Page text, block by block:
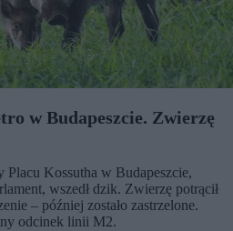
w Budapeszcie. Zwierzę
Placu Kossutha w Budapeszcie,
wszedł dzik. Zwierzę potrącił
– później zostało zastrzelone.
odcinek linii M2.